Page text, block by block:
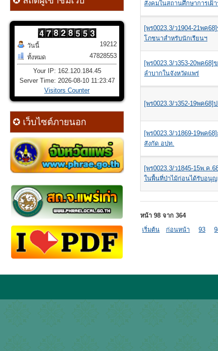
วันนี้
ทั้งหมด
19212
47828553
Your IP: 162.120.184.45
Server Time: 2026-08-10 11:23:47
Visitors Counter
✪ เว็บไซต์ภายนอก
สังคมในสถานศึกษาการเฝ้
[พร0023.3/ว1904-21พค
โภชนาสำหรับนักเรียนฯ
[พร0023.3/ว353-20พค
ลำบากในจังหวัดแพร่
[พร0023.3/ว352-19พค
[พร0023.3/ว1869-19พค
สังกัด อปท.
[พร0023.3/ว1845-15พ.ค
ในพื้นที่ป่าไม้ก่อนได้รับอนุ
หน้า 98 จาก 364
เริ่มต้น
ก่อนหน้า 93